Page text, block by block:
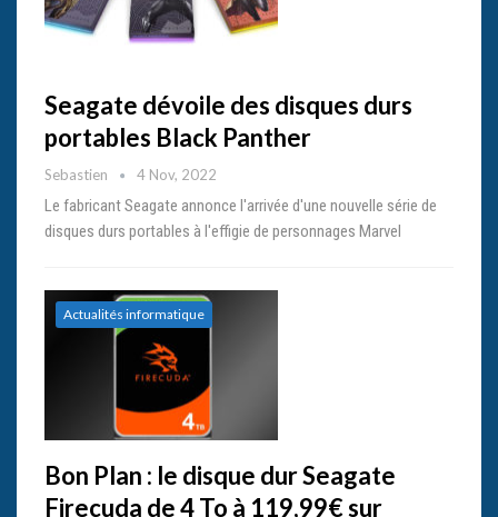
Seagate dévoile des disques durs
portables Black Panther
Sebastien 4 Nov, 2022
Le fabricant Seagate annonce l'arrivée d'une nouvelle série de
disques durs portables à l'effigie de personnages Marvel
Actualités informatique
Bon Plan : le disque dur Seagate
Firecuda de 4 To à 119,99€ sur